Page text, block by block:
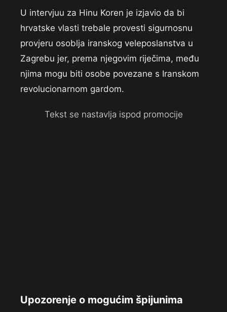
U intervjuu za Hinu Koren je izjavio da bi
hrvatske vlasti trebale provesti sigurnosnu
provjeru osoblja iranskog veleposlanstva u
Zagrebu jer, prema njegovim riječima, među
njima mogu biti osobe povezane s Iranskom
revolucionarnom gardom.
Tekst se nastavlja ispod promocije
Upozorenje o mogućim špijunima